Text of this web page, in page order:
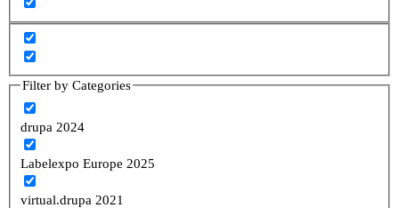
Filter by Categories
drupa 2024
Labelexpo Europe 2025
virtual.drupa 2021